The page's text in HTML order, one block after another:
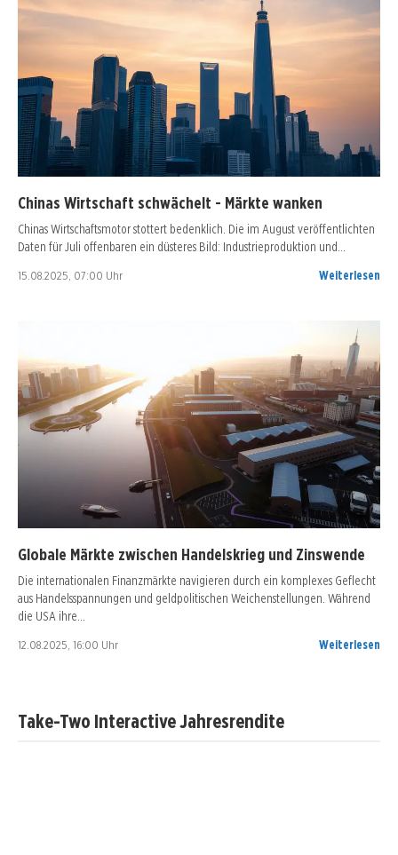
Chinas Wirtschaft schwächelt - Märkte wanken
Chinas Wirtschaftsmotor stottert bedenklich. Die im August veröffentlichten
Daten für Juli offenbaren ein düsteres Bild: Industrieproduktion und…
15.08.2025, 07:00 Uhr Weiterlesen
Globale Märkte zwischen Handelskrieg und Zinswende
Die internationalen Finanzmärkte navigieren durch ein komplexes Geflecht
aus Handelsspannungen und geldpolitischen Weichenstellungen. Während
die USA ihre…
12.08.2025, 16:00 Uhr Weiterlesen
Take-Two Interactive Jahresrendite